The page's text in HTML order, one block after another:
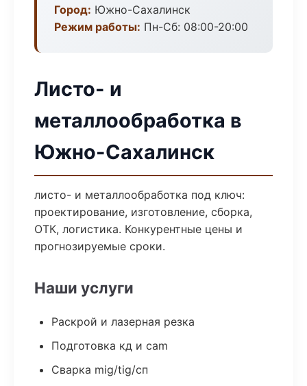
Город: Южно-Сахалинск
Режим работы: Пн-Сб: 08:00-20:00
Листо- и
металлообработка в
Южно-Сахалинск
листо- и металлообработка под ключ:
проектирование, изготовление, сборка,
ОТК, логистика. Конкурентные цены и
прогнозируемые сроки.
Наши услуги
Раскрой и лазерная резка
Подготовка кд и cam
Сварка mig/tig/сп